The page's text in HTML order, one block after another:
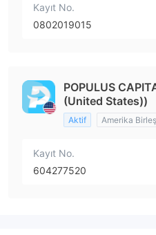
Kayıt No.
0802019015
POPULUS
(United States))
Aktif Amerika
Kayıt No.
604277520